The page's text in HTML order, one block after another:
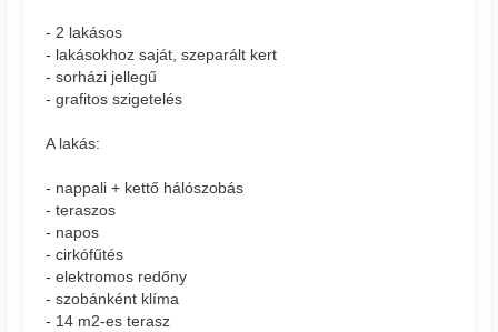
- 2 lakásos
- lakásokhoz saját, szeparált kert
- sorházi jellegű
- grafitos szigetelés
A lakás:
- nappali + kettő hálószobás
- teraszos
- napos
- cirkófűtés
- elektromos redőny
- szobánként klíma
- 14 m2-es terasz